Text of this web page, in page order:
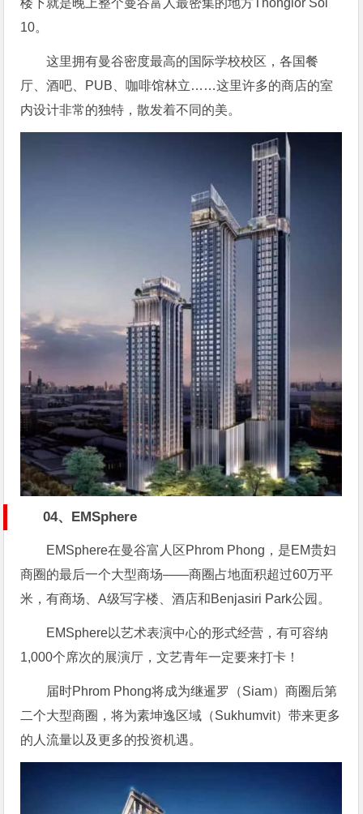
楼下就是晚上整个曼谷富人最密集的地方Thonglor Soi
10。
这里拥有曼谷密度最高的国际学校校区，各国餐
厅、酒吧、PUB、咖啡馆林立……这里许多的商店的室
内设计非常的独特，散发着不同的美。
04、EMSphere
EMSphere在曼谷富人区Phrom Phong，是EM贵妇
商圈的最后一个大型商场——商圈占地面积超过60万平
米，有商场、A级写字楼、酒店和Benjasiri Park公园。
EMSphere以艺术表演中心的形式经营，有可容纳
1,000个席次的展演厅，文艺青年一定要来打卡！
届时Phrom Phong将成为继暹罗（Siam）商圈后第
二个大型商圈，将为素坤逸区域（Sukhumvit）带来更多
的人流量以及更多的投资机遇。